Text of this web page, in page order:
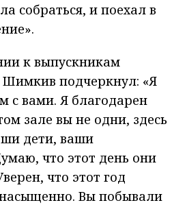
собраться, и поехал в
к выпускникам
подчеркнул: «Я
с вами. Я благодарен
зале вы не одни, здесь
дети, ваши
что этот день они
что этот год
Вы побывали